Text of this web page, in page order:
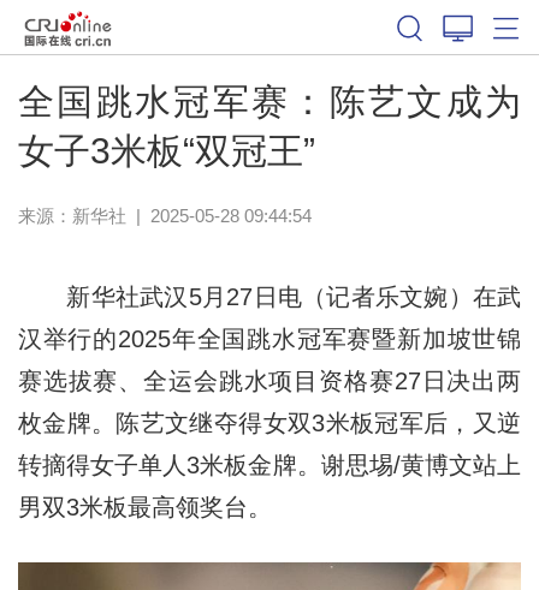
全国跳水冠军赛：陈艺文成为
女子3米板“双冠王”
来源：新华社 | 2025-05-28 09:44:54
新华社武汉5月27日电（记者乐文婉）在武
汉举行的2025年全国跳水冠军赛暨新加坡世锦
赛选拔赛、全运会跳水项目资格赛27日决出两
枚金牌。陈艺文继夺得女双3米板冠军后，又逆
转摘得女子单人3米板金牌。谢思埸/黄博文站上
男双3米板最高领奖台。